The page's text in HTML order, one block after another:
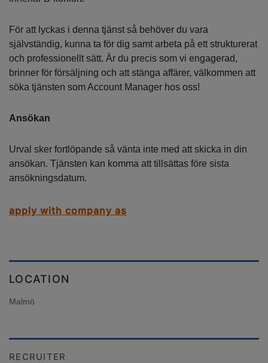
För att lyckas i denna tjänst så behöver du vara
självständig, kunna ta för dig samt arbeta på ett strukturerat
och professionellt sätt. Är du precis som vi engagerad,
brinner för försäljning och att stänga affärer, välkommen att
söka tjänsten som Account Manager hos oss!
Ansökan
Urval sker fortlöpande så vänta inte med att skicka in din
ansökan. Tjänsten kan komma att tillsättas före sista
ansökningsdatum.
apply with company as
LOCATION
Malmö
RECRUITER